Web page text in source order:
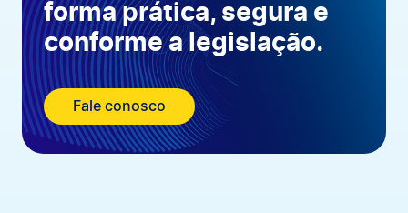
forma prática, segura e
conforme a legislação.
Fale conosco